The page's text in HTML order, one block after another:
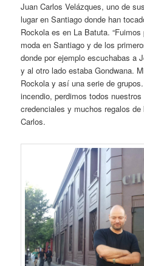
Juan Carlos Velázques, uno de
lugar en Santiago donde han
Rockola es en La Batuta.
moda en Santiago y de los
donde por ejemplo escuchabas a
y al otro lado estaba Gondwana.
Rockola y así una serie de
incendio, perdimos todos
credenciales y muchos regalos
Carlos.